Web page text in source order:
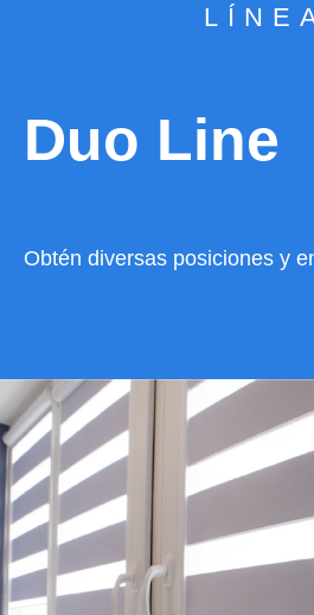
Duo Line
Obtén diversas posiciones y